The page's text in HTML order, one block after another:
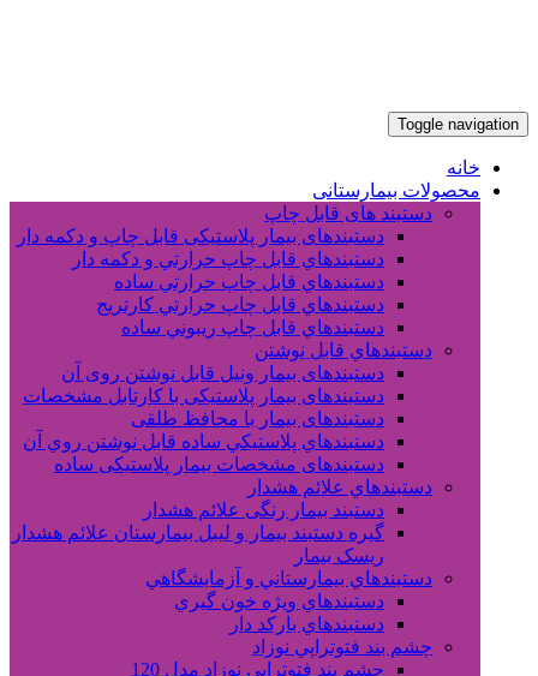
Toggle navigation
خانه
محصولات بیمارستانی
دستبند های قابل چاپ
دستبندهای بیمار پلاستیکی قابل چاپ و دکمه دار
دستبندهاي قابل چاپ حرارتي و دکمه دار
دستبندهاي قابل چاپ حرارتي ساده
دستبندهاي قابل چاپ حرارتي کارتريج
دستبندهاي قابل چاپ ريبوني ساده
دستبندهاي قابل نوشتن
دستبندهای بیمار ونیل قابل نوشتن روی آن
دستبندهای بیمار پلاستیکی با کارتابل مشخصات
دستبندهای بیمار با محافظ طلقی
دستبندهاي پلاستيکي ساده قابل نوشتن روي آن
دستبندهای مشخصات بیمار پلاستیکی ساده
دستبندهاي علائم هشدار
دستبند بیمار رنگی علائم هشدار
گیره دستبند بیمار و لیبل بیمارستان علائم هشدار
ریسک بیمار
دستبندهاي بيمارستاني و آزمايشگاهي
دستبندهاي ويژه خون گيري
دستبندهاي بارکد دار
چشم بند فتوتراپي نوزاد
چشم بند فتوتراپي نوزاد مدل 120